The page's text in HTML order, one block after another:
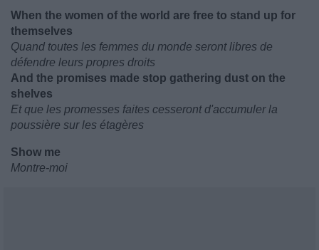
When the women of the world are free to stand up for
themselves
Quand toutes les femmes du monde seront libres de
défendre leurs propres droits
And the promises made stop gathering dust on the
shelves
Et que les promesses faites cesseront d'accumuler la
poussière sur les étagères
Show me
Montre-moi